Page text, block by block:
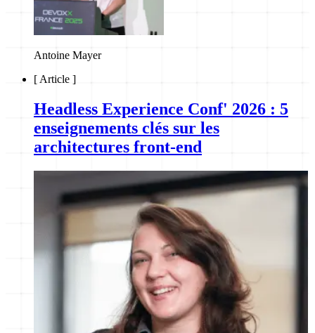
Antoine Mayer
[ Article ]
Headless Experience Conf' 2026 : 5
enseignements clés sur les
architectures front-end